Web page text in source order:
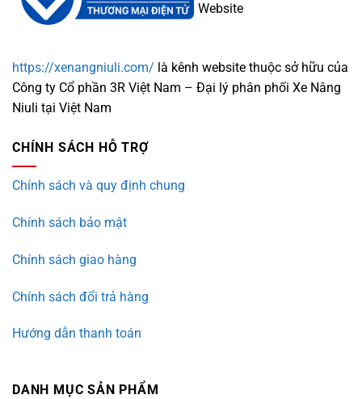
Website
https://xenangniuli.com/ là kênh website thuộc sở hữu của
Công ty Cổ phần 3R Việt Nam – Đại lý phân phối Xe Nâng
Niuli tại Việt Nam
CHÍNH SÁCH HỖ TRỢ
Chính sách và quy định chung
Chính sách bảo mật
Chính sách giao hàng
Chính sách đổi trả hàng
Hướng dẫn thanh toán
DANH MỤC SẢN PHẨM